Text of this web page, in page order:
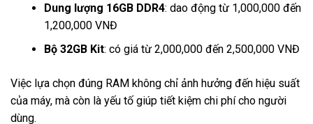
Dung lượng 16GB DDR4: dao động từ 1,000,000 đến
1,200,000 VNĐ
Bộ 32GB Kit: có giá từ 2,000,000 đến 2,500,000 VNĐ
Việc lựa chọn đúng RAM không chỉ ảnh hưởng đến hiệu suất
của máy, mà còn là yếu tố giúp tiết kiệm chi phí cho người
dùng.